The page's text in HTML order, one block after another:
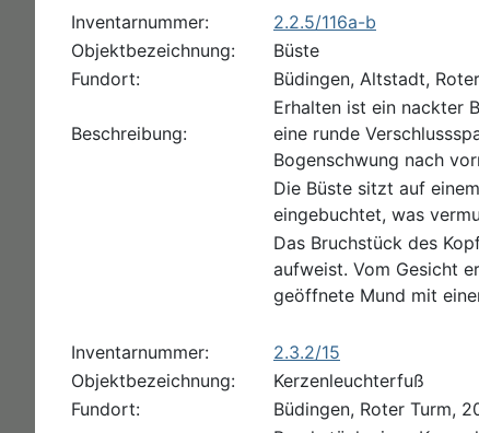
Inventarnummer:
2.2.5/116a-b
Objektbezeichnung:
Büste
Fundort:
Büdingen, Altstadt,
Beschreibung:
Erhalten ist ein nackter
eine runde
Bogenschwung nach
Die Büste sitzt auf
eingebuchtet, was
Das Bruchstück des
aufweist. Vom Gesicht
geöffnete Mund mit
Inventarnummer:
2.3.2/15
Objektbezeichnung:
Kerzenleuchterfuß
Fundort:
Büdingen, Roter Turm,